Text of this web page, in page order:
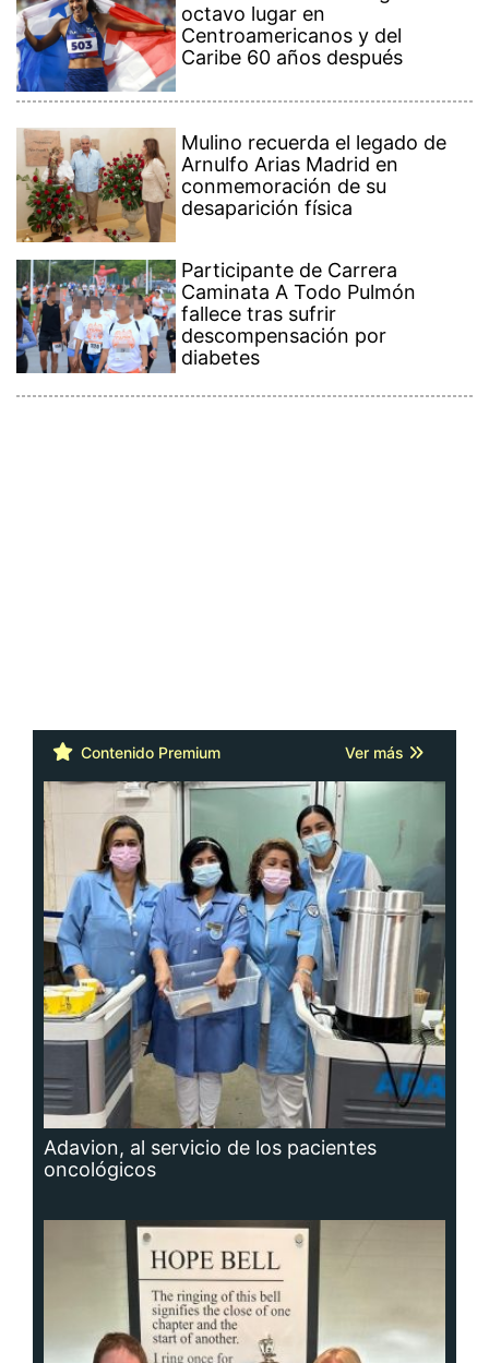
octavo lugar en
Centroamericanos y del
Caribe 60 años después
Mulino recuerda el legado de
Arnulfo Arias Madrid en
conmemoración de su
desaparición física
Participante de Carrera
Caminata A Todo Pulmón
fallece tras sufrir
descompensación por
diabetes
Contenido Premium Ver más
Adavion, al servicio de los pacientes
oncológicos